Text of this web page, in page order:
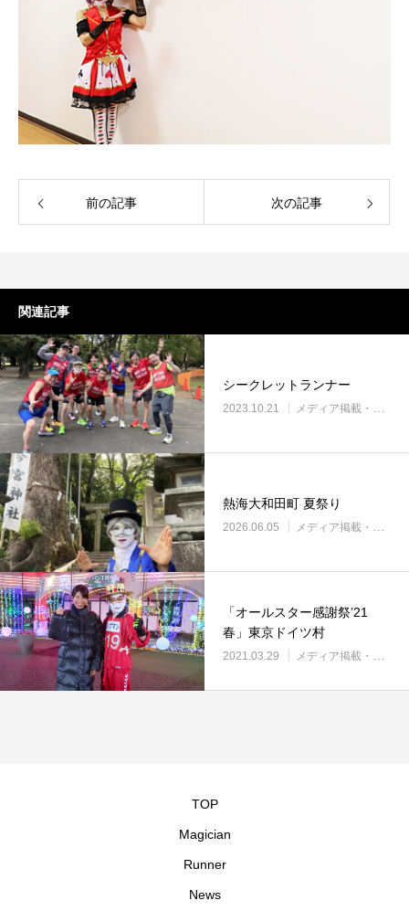
前の記事 次の記事
関連記事
シークレットランナー
2023.10.21 メディア掲載・紹介
熱海大和田町 夏祭り
2026.06.05 メディア掲載・紹介
「オールスター感謝祭’21
春」東京ドイツ村
2021.03.29 メディア掲載・紹介
TOP
Magician
Runner
News